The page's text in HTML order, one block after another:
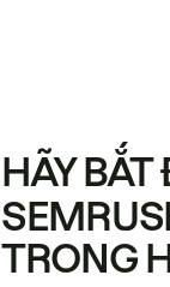
HÃY BẮT
TRONG